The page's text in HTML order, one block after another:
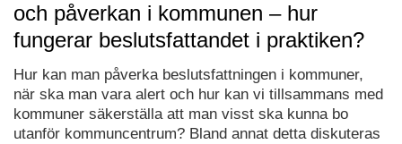
och påverkan i kommunen – hur
fungerar beslutsfattandet i praktiken?
Hur kan man påverka beslutsfattningen i kommuner,
när ska man vara alert och hur kan vi tillsammans med
kommuner säkerställa att man visst ska kunna bo
utanför kommuncentrum? Bland annat detta diskuteras